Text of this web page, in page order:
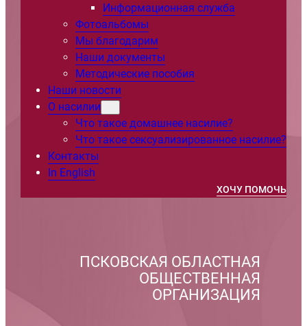
Информационная служба
Фотоальбомы
Мы благодарим
Наши документы
Методические пособия
Наши новости
О насилии
Что такое домашнее насилие?
Что такое сексуализированное насилие?
Контакты
In English
ХОЧУ ПОМОЧЬ
ПСКОВСКАЯ ОБЛАСТНАЯ
ОБЩЕСТВЕННАЯ
ОРГАНИЗАЦИЯ